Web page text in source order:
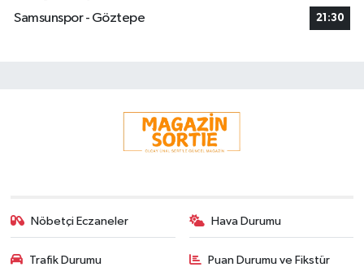
Samsunspor - Göztepe
21:30
Nöbetçi Eczaneler Hava Durumu
Trafik Durumu Puan Durumu ve Fikstür